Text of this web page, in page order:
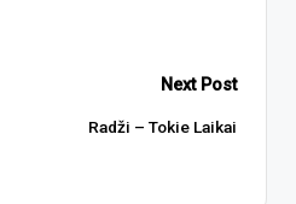
Next Post
Radži – Tokie Laikai